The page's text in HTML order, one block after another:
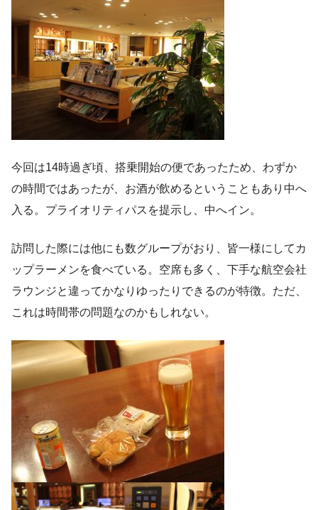
今回は14時過ぎ頃、搭乗開始の便であったため、わずか
の時間ではあったが、お酒が飲めるということもあり中へ
入る。プライオリティパスを提示し、中へイン。
訪問した際には他にも数グループがおり、皆一様にしてカ
ップラーメンを食べている。空席も多く、下手な航空会社
ラウンジと違ってかなりゆったりできるのが特徴。ただ、
これは時間帯の問題なのかもしれない。